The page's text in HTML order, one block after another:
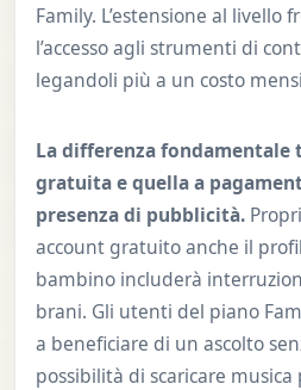
Family. L’estensione al livello
l’accesso agli strumenti di
legandoli più a un costo
La differenza fondamentale
gratuita e quella a
presenza di pubblicità.
account gratuito anche il
bambino includerà
brani. Gli utenti del piano
a beneficiare di un ascolto
possibilità di scaricare musica